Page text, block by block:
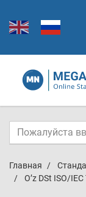
Главная
O’z DSt ISO/